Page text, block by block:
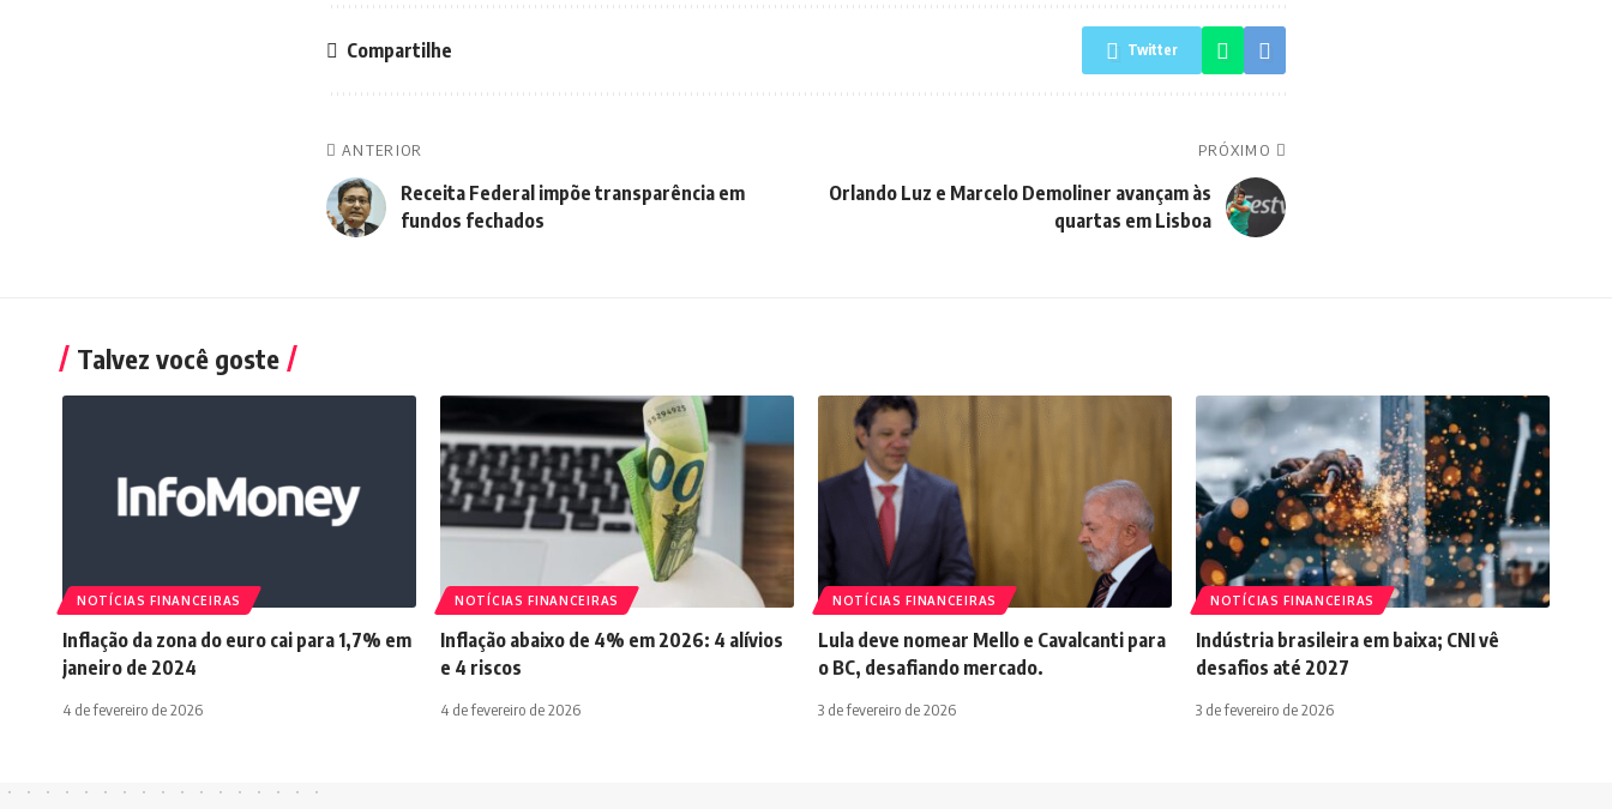
Compartilhe Twitter
ANTERIOR
Receita Federal impõe transparência em
fundos fechados
PRÓXIMO
Orlando Luz e Marcelo Demoliner avançam às
quartas em Lisboa
Talvez você goste
NOTÍCIAS FINANCEIRAS
Inflação da zona do euro cai para 1,7% em
janeiro de 2024
4 de fevereiro de 2026
NOTÍCIAS FINANCEIRAS
Inflação abaixo de 4% em 2026: 4 alívios
e 4 riscos
4 de fevereiro de 2026
NOTÍCIAS FINANCEIRAS
Lula deve nomear Mello e Cavalcanti para
o BC, desafiando mercado.
3 de fevereiro de 2026
NOTÍCIAS FINANCEIRAS
Indústria brasileira em baixa; CNI vê
desafios até 2027
3 de fevereiro de 2026